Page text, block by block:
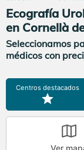
Ecografía
en Cornellà
Seleccionamos
médicos con
Centros destacados
Ver